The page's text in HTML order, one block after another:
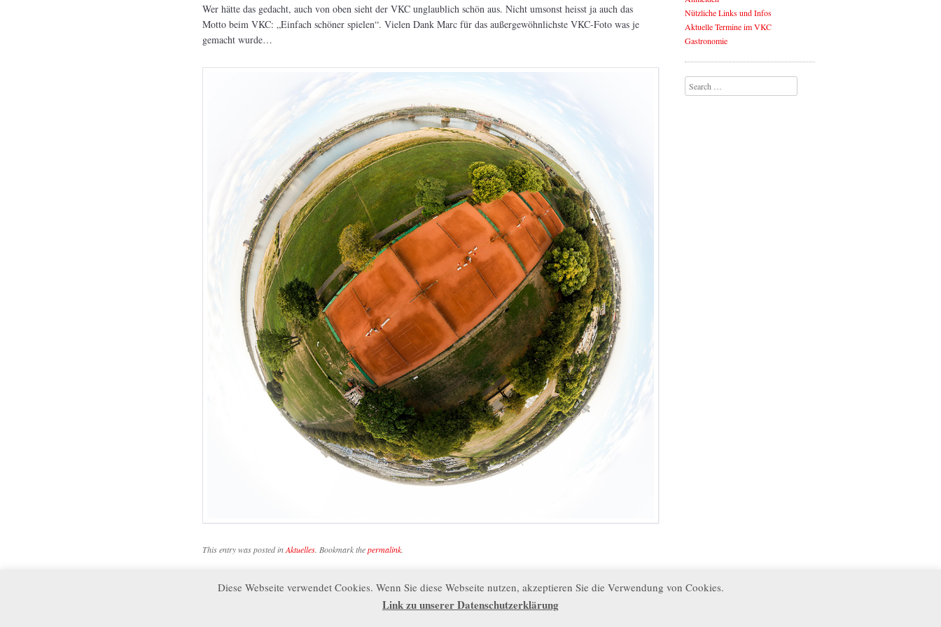
Wer hätte das gedacht, auch von oben sieht der VKC unglaublich schön aus. Nicht umsonst heisst ja auch das
Motto beim VKC: „Einfach schöner spielen“. Vielen Dank Marc für das außergewöhnlichste VKC-Foto was je
gemacht wurde…
This entry was posted inAktuelles. Bookmark thepermalink.
Saisonabschlussfest / 6. Okt. ab 16 Uhr Die VKC Clubmeister des Jahres 2018→
Nützliche Links und Infos
Aktuelle Termine im VKC
Gastronomie
Search
Diese Webseite verwendet Cookies. Wenn Sie diese Webseite nutzen, akzeptieren Sie die Verwendung von Cookies.
Link zu unserer Datenschutzerklärung